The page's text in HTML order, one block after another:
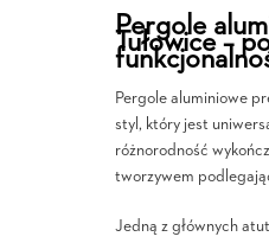
Pergole
Tułowice –
Pergole aluminiowe
styl, który jest
różnorodność
tworzywem
Jedną z głównych